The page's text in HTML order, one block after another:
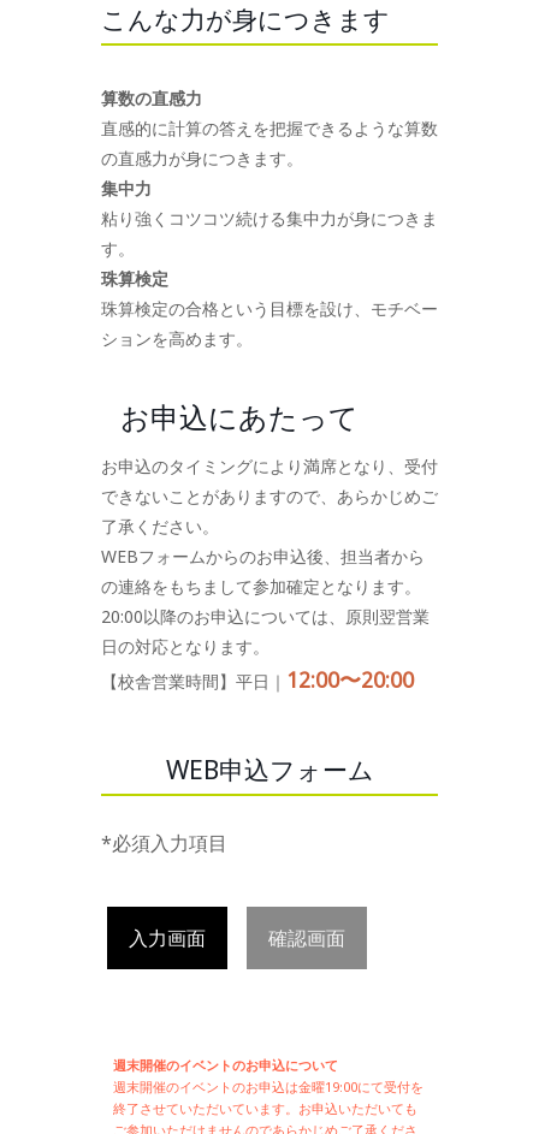
こんな力が身につきます
算数の直感力
直感的に計算の答えを把握できるような算数
の直感力が身につきます。
集中力
粘り強くコツコツ続ける集中力が身につきま
す。
珠算検定
珠算検定の合格という目標を設け、モチベー
ションを高めます。
お申込にあたって
お申込のタイミングにより満席となり、受付
できないことがありますので、あらかじめご
了承ください。
WEBフォームからのお申込後、担当者から
の連絡をもちまして参加確定となります。
20:00以降のお申込については、原則翌営業
日の対応となります。
【校舎営業時間】平日｜ 12:00〜20:00
WEB申込フォーム
*必須入力項目
入力画面 確認画面
週末開催のイベントのお申込について
週末開催のイベントのお申込は金曜19:00にて受付を
終了させていただいています。お申込いただいても
ご参加いただけませんのであらかじめご了承くださ